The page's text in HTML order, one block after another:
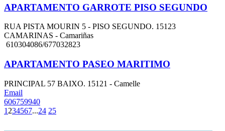
APARTAMENTO GARROTE PISO SEGUNDO
RUA PISTA MOURIN 5 - PISO SEGUNDO. 15123
CAMARINAS - Camariñas
610304086/677032823
APARTAMENTO PASEO MARITIMO
PRINCIPAL 57 BAIXO. 15121 - Camelle
Email
606759940
1 234567...24 25